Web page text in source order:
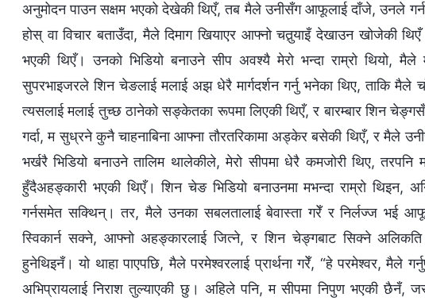
अनुमोदन पाउन सक्षम भएको देखेकी थिएँ, तब मैले उनीसँग आफूलाई दाँजे, उनले
होस् वा विचार बताउँदा, मैले दिमाग खियाएर आफ्नो चतुर्‍याइँ देखाउन खोजेकी
भएकी थिएँ। उनको भिडियो बनाउने सीप अवश्यै मेरो भन्दा राम्रो थियो,
सुपरभाइजरले शिन चेङलाई मलाई अझ धेरै मार्गदर्शन गर्नु भनेका थिए, ताकि मैले
त्यसलाई मलाई तुच्छ ठानेको सङ्केतका रूपमा लिएकी थिएँ, र बारम्बार शिन
गर्दा, म सुध्रने कुनै चाहनाबिना आफ्ना तौरतरिकामा अड्केर बसेकी थिएँ, र मैले
भर्खरै भिडियो बनाउने तालिम थालेकीले, मेरो सीपमा धेरै कमजोरी थिए,
हुँदैअहङ्कारी भएकी थिएँ। शिन चेङ भिडियो बनाउनमा मभन्दा राम्रो थिइन,
गर्नसमेत सक्थिन्। तर, मैले उनका सबलतालाई बेवास्ता गरेँ र निर्लज्ज भई
स्विकार्न सक्ने, आफ्नो अहङ्कारलाई जित्ने, र शिन चेङ्गबाट सिक्ने
हुनेथिइनँ। यो थाहा पाएपछि, मैले परमेश्‍वरलाई प्रार्थना गरेँ, “हे परमेश्‍वर, मैले
अभिप्रायलाई निराश तुल्याएकी छु। अहिले पनि, म सीपमा निपुण भएकी छैनँ,